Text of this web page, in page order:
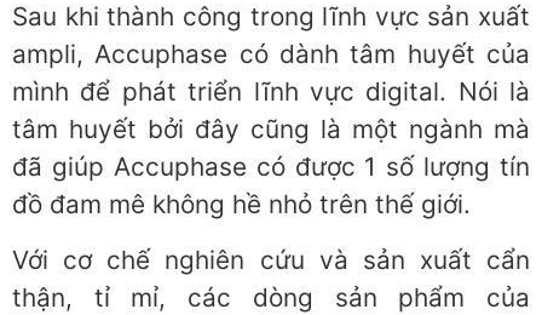
Sau khi thành công trong lĩnh vực sản xuất
ampli, Accuphase có dành tâm huyết của
mình để phát triển lĩnh vực digital. Nói là
tâm huyết bởi đây cũng là một ngành mà
đã giúp Accuphase có được 1 số lượng tín
đồ đam mê không hề nhỏ trên thế giới.
Với cơ chế nghiên cứu và sản xuất cẩn
thận, tỉ mỉ, các dòng sản phẩm của